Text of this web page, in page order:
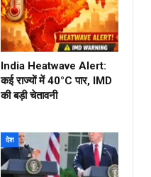
India Heatwave Alert:
कई राज्यों में 40°C पार, IMD
की बड़ी चेतावनी
देश